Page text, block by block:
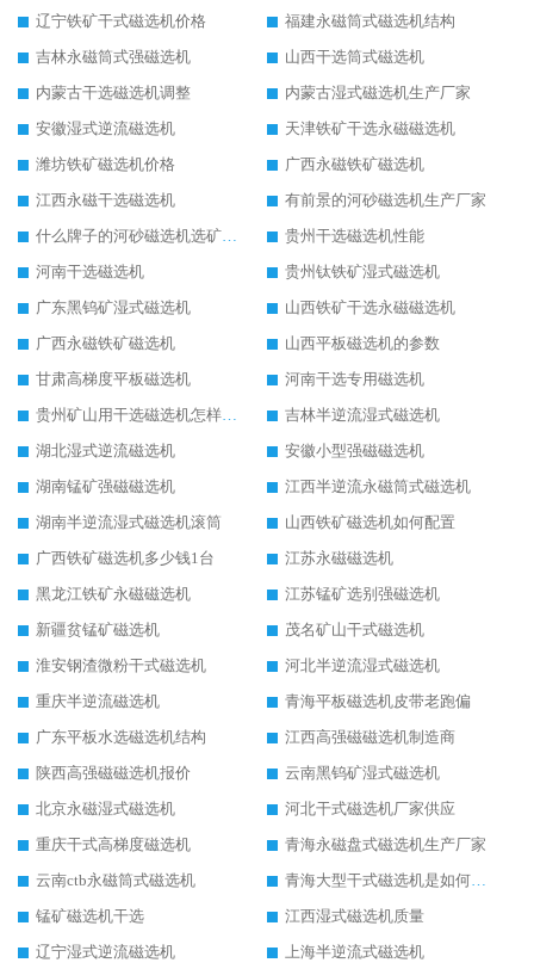
辽宁铁矿干式磁选机价格
福建永磁筒式磁选机结构
吉林永磁筒式强磁选机
山西干选筒式磁选机
内蒙古干选磁选机调整
内蒙古湿式磁选机生产厂家
安徽湿式逆流磁选机
天津铁矿干选永磁磁选机
潍坊铁矿磁选机价格
广西永磁铁矿磁选机
江西永磁干选磁选机
有前景的河砂磁选机生产厂家
什么牌子的河砂磁选机选矿效果好
贵州干选磁选机性能
河南干选磁选机
贵州钛铁矿湿式磁选机
广东黑钨矿湿式磁选机
山西铁矿干选永磁磁选机
广西永磁铁矿磁选机
山西平板磁选机的参数
甘肃高梯度平板磁选机
河南干选专用磁选机
贵州矿山用干选磁选机怎样调磁
吉林半逆流湿式磁选机
湖北湿式逆流磁选机
安徽小型强磁磁选机
湖南锰矿强磁磁选机
江西半逆流永磁筒式磁选机
湖南半逆流湿式磁选机滚筒
山西铁矿磁选机如何配置
广西铁矿磁选机多少钱1台
江苏永磁磁选机
黑龙江铁矿永磁磁选机
江苏锰矿选别强磁选机
新疆贫锰矿磁选机
茂名矿山干式磁选机
淮安钢渣微粉干式磁选机
河北半逆流湿式磁选机
重庆半逆流磁选机
青海平板磁选机皮带老跑偏
广东平板水选磁选机结构
江西高强磁磁选机制造商
陕西高强磁磁选机报价
云南黑钨矿湿式磁选机
北京永磁湿式磁选机
河北干式磁选机厂家供应
重庆干式高梯度磁选机
青海永磁盘式磁选机生产厂家
云南ctb永磁筒式磁选机
青海大型干式磁选机是如何选矿的
锰矿磁选机干选
江西湿式磁选机质量
辽宁湿式逆流磁选机
上海半逆流式磁选机